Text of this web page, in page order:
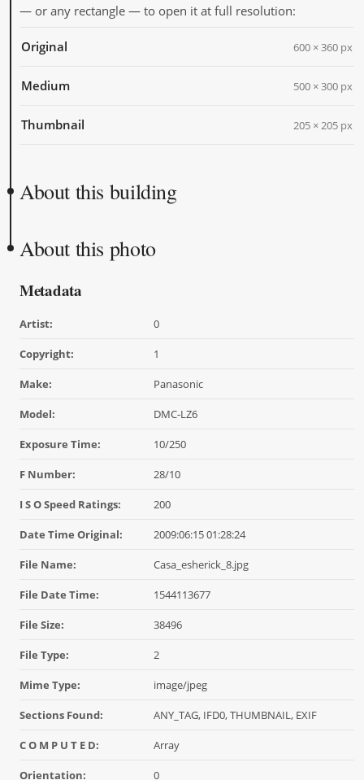
— or any rectangle — to open it at full resolution:
Original 600 × 360 px
Medium 500 × 300 px
Thumbnail 205 × 205 px
About this building
About this photo
Metadata
Artist: 0
Copyright: 1
Make: Panasonic
Model: DMC-LZ6
Exposure Time: 10/250
F Number: 28/10
I S O Speed Ratings: 200
Date Time Original: 2009:06:15 01:28:24
File Name: Casa_esherick_8.jpg
File Date Time: 1544113677
File Size: 38496
File Type: 2
Mime Type: image/jpeg
Sections Found: ANY_TAG, IFD0, THUMBNAIL, EXIF
C O M P U T E D: Array
Orientation: 0